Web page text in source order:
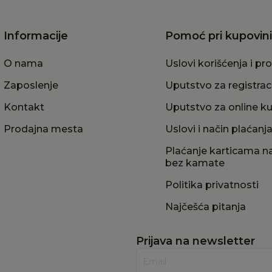
Informacije
O nama
Zaposlenje
Kontakt
Prodajna mesta
Pomoć pri kupovini
Uslovi korišćenja i
Uputstvo za
Uputstvo za online
Uslovi i način plaćanja
Plaćanje karticama
bez kamate
Politika privatnosti
Najčešća pitanja
Prijava na newsletter